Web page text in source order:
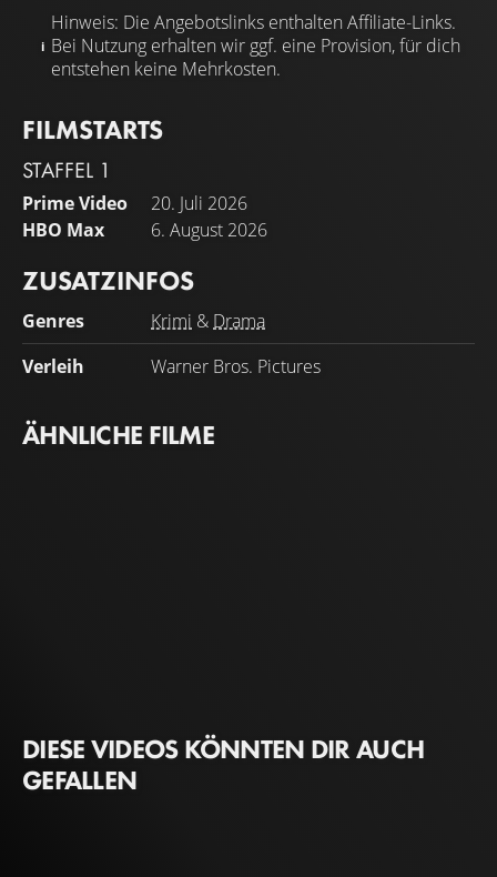
Hinweis: Die Angebotslinks enthalten Affiliate-Links.
Bei Nutzung erhalten wir ggf. eine Provision, für dich
entstehen keine Mehrkosten.
FILMSTARTS
STAFFEL 1
Prime Video
20. Juli 2026
HBO Max
6. August 2026
ZUSATZINFOS
Genres Krimi & Drama
Verleih
Warner Bros. Pictures
ÄHNLICHE FILME
DIESE VIDEOS KÖNNTEN DIR AUCH
GEFALLEN